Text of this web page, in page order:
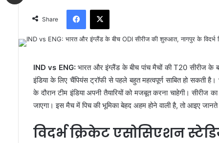
Share
Facebook
X
IND vs ENG:भारत और इंग्लैंड के बीच पांच मैचों की T20 सीरीज के
इंडिया के लिए चैंपियंस ट्रॉफी से पहले बहुत महत्वपूर्ण साबित हो सकती
के दौरान टीम इंडिया अपनी तैयारियों को मजबूत करना चाहेगी।
जाएगा। इस मैच में पिच की भूमिका बेहद अहम होने वाली है, तो आइए
विदर्भ क्रिकेट एसोसिएशन